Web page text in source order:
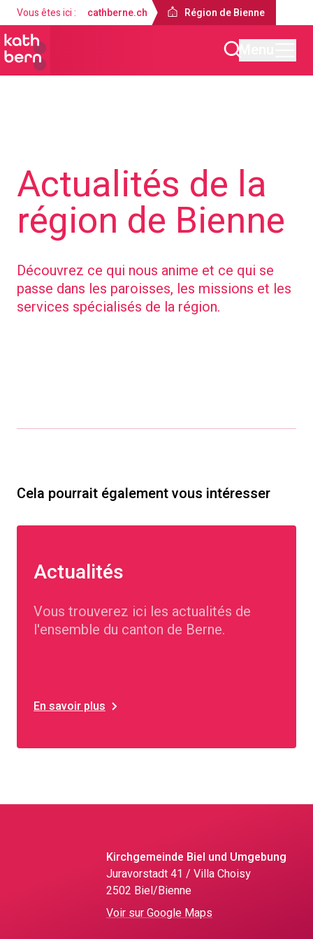
Vous êtes ici : cathberne.ch Région de Bienne
Actualités de la
région de Bienne
Découvrez ce qui nous anime et ce qui se
passe dans les paroisses, les missions et les
services spécialisés de la région.
Cela pourrait également vous intéresser
Actualités
Vous trouverez ici les actualités de
l'ensemble du canton de Berne.
En savoir plus
Kirchgemeinde Biel und Umgebung
Juravorstadt 41 / Villa Choisy
2502 Biel/Bienne
Voir sur Google Maps